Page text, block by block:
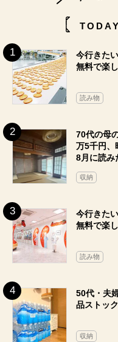
今行きた
無料で楽
読み物
70代の母
万5千円、
8月に読み
収納
今行きた
無料で楽
読み物
50代・夫
品ストッ
収納